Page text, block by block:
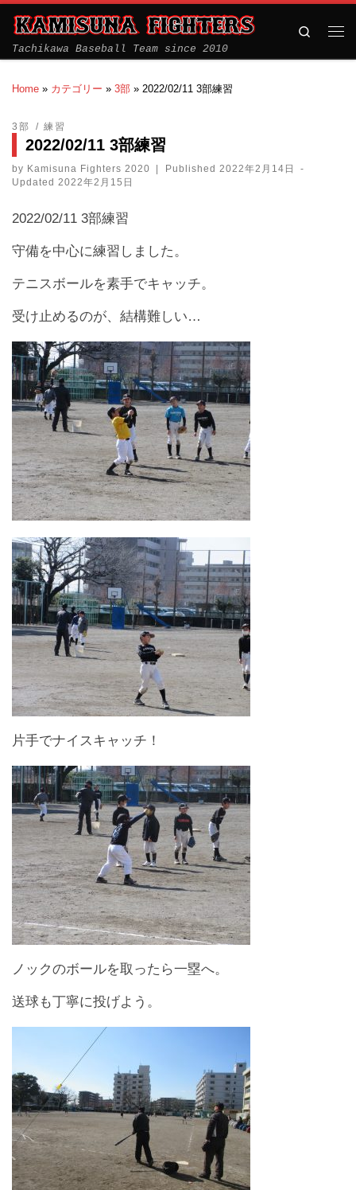
Tachikawa Baseball Team since 2010
Search
Home » カテゴリー » 3部 » 2022/02/11 3部練習
3部 練習
2022/02/11 3部練習
by Kamisuna Fighters 2020 Published 2022年2月14日
-
Updated 2022年2月15日
2022/02/11 3部練習
守備を中心に練習しました。
テニスボールを素手でキャッチ。
受け止めるのが、結構難しい…
片手でナイスキャッチ！
ノックのボールを取ったら一塁へ。
送球も丁寧に投げよう。